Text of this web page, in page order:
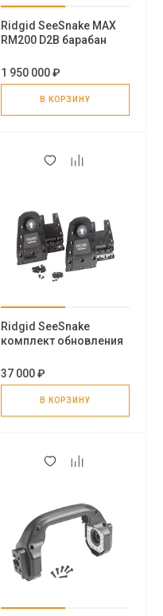
Ridgid SeeSnake MAX
RM200 D2B барабан
1 950 000 ₽
В КОРЗИНУ
Ridgid SeeSnake
комплект обновления
монитора
37 000 ₽
В КОРЗИНУ